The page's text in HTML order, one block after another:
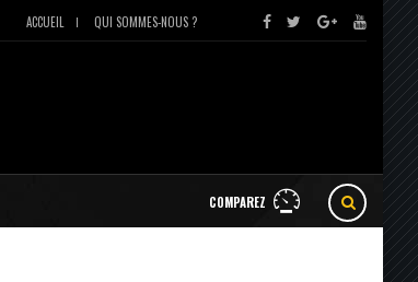
ACCUEIL QUI SOMMES-NOUS ?
COMPAREZ